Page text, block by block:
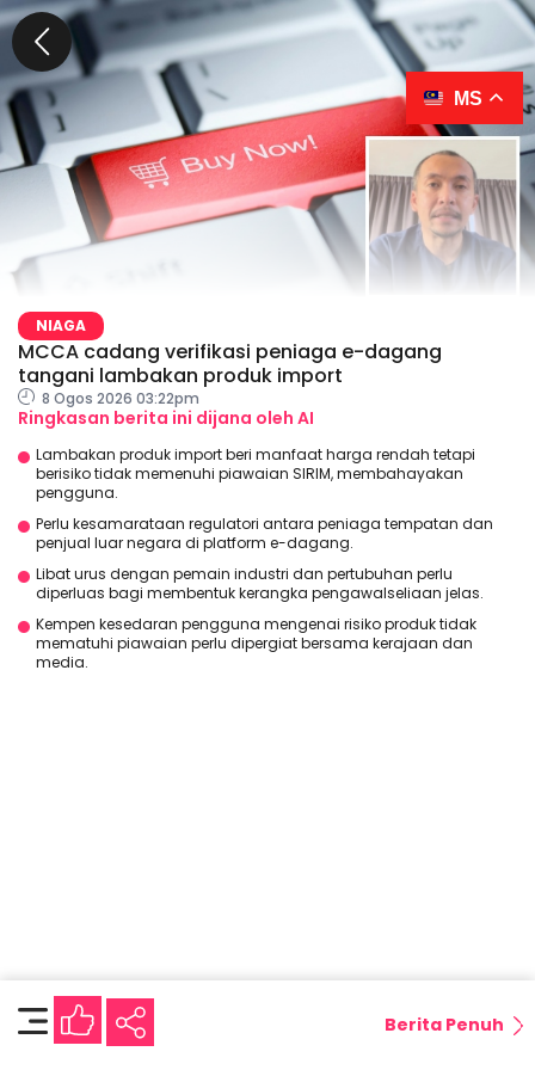
NIAGA
MCCA cadang verifikasi peniaga e-dagang
tangani lambakan produk import
8 Ogos 2026 03:22pm
Ringkasan berita ini dijana oleh AI
Lambakan produk import beri manfaat harga rendah tetapi
berisiko tidak memenuhi piawaian SIRIM, membahayakan
pengguna.
Perlu kesamarataan regulatori antara peniaga tempatan dan
penjual luar negara di platform e-dagang.
Libat urus dengan pemain industri dan pertubuhan perlu
diperluas bagi membentuk kerangka pengawalseliaan jelas.
Kempen kesedaran pengguna mengenai risiko produk tidak
mematuhi piawaian perlu dipergiat bersama kerajaan dan
media.
Berita Penuh
MS